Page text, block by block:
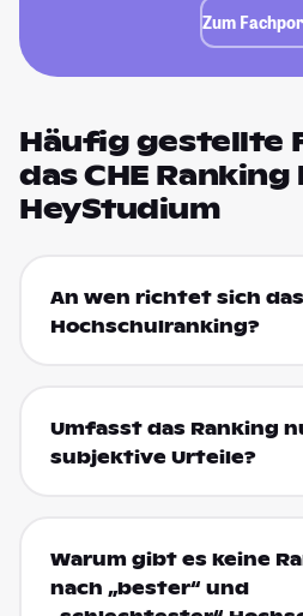
Zum
Häufig gestellte
das CHE Ranking
HeyStudium
An wen richtet sich das
Hochschulranking?
Umfasst das Ranking
subjektive Urteile?
Warum gibt es keine
nach „bester“ und